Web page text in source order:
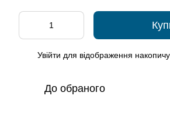
Увійти для відображення
До обраного